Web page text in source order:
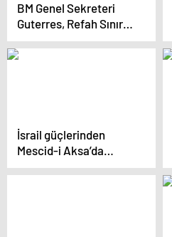
BM Genel Sekreteri
Guterres, Refah Sınır
Kapısı’nda
İsrail güçlerinden
Mescid-i Aksa’da
Müslümanlara gaz